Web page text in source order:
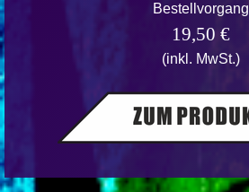
Bestellvorgang
19,50 €
(inkl. MwSt.)